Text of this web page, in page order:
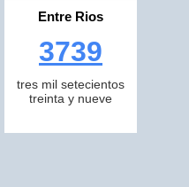
Entre Rios
3739
tres mil setecientos
treinta y nueve